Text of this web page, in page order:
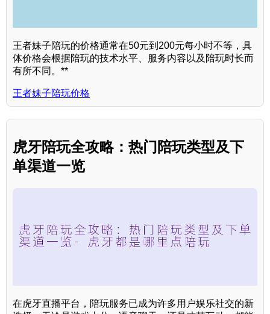
王者妹子陪玩的价格通常在50元到200元每小时不等，具
体价格会根据陪玩的技术水平、服务内容以及陪玩时长而
有所不同。**
王者妹子陪玩价格
虎牙陪玩全攻略：热门陪玩类型及下
单渠道一览
在虎牙直播平台，陪玩服务已成为许多用户娱乐社交的新